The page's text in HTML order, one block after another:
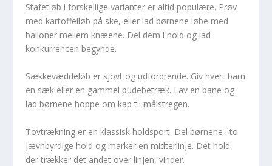
Stafetløb i forskellige varianter er altid populære. Prøv
med kartoffelløb på ske, eller lad børnene løbe med
balloner mellem knæene. Del dem i hold og lad
konkurrencen begynde.
Sækkevæddeløb er sjovt og udfordrende. Giv hvert barn
en sæk eller en gammel pudebetræk. Lav en bane og
lad børnene hoppe om kap til målstregen.
Tovtrækning er en klassisk holdsport. Del børnene i to
jævnbyrdige hold og marker en midterlinje. Det hold,
der trækker det andet over linjen, vinder.